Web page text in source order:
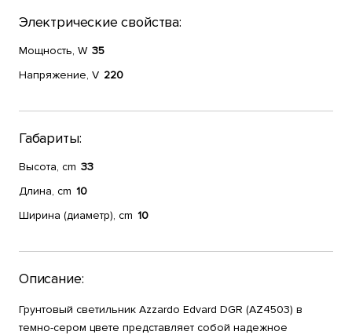
Электрические свойства:
Мощность, W 35
Напряжение, V 220
Габариты:
Высота, cm 33
Длина, cm 10
Ширина (диаметр), cm 10
Описание:
Грунтовый светильник Azzardo Edvard DGR (AZ4503) в
темно-сером цвете представляет собой надежное